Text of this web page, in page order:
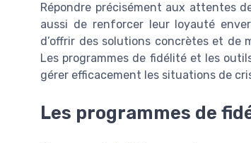
Répondre précisément aux attentes
aussi de renforcer leur loyauté
d’offrir des solutions concrètes et de
Les programmes de fidélité et les
gérer efficacement les situations de
Les programmes de